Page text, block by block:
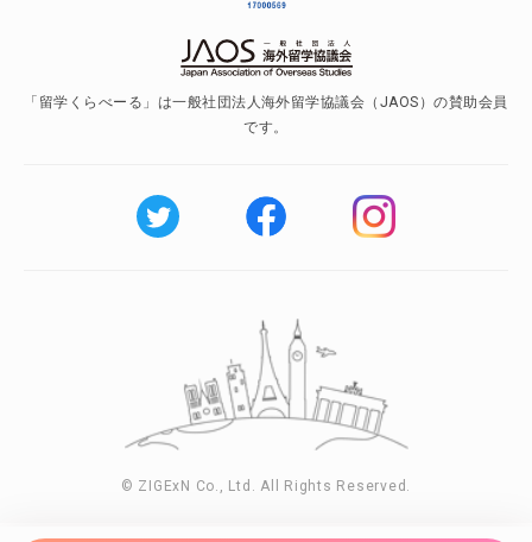
「留学くらべーる」は一般社団法人海外留学協議会（JAOS）の賛助会員
です。
© ZIGExN Co., Ltd. All Rights Reserved.